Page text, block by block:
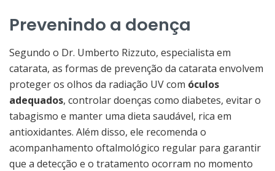
Prevenindo a doença
Segundo o Dr. Umberto Rizzuto, especialista em
catarata, as formas de prevenção da catarata envolvem
proteger os olhos da radiação UV com óculos
adequados, controlar doenças como diabetes, evitar o
tabagismo e manter uma dieta saudável, rica em
antioxidantes. Além disso, ele recomenda o
acompanhamento oftalmológico regular para garantir
que a detecção e o tratamento ocorram no momento